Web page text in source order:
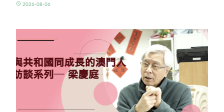
access_time 2026-08-06